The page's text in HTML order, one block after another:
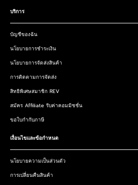
บริการ
บัญชีของฉัน
นโยบายการชำระเงิน
นโยบายการจัดส่งสินค้า
การติดตามการจัดส่ง
สิทธิพิเศษสมาชิก REV
สมัคร Affiliate รับค่าคอมมิชชั่น
ขอใบกำกับภาษี
เงื่อนไขและข้อกำหนด
นโยบายความเป็นส่วนตัว
การเปลี่ยนคืนสินค้า